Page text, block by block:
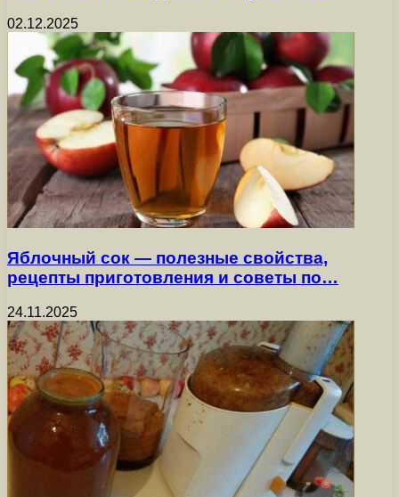
02.12.2025
Яблочный сок — полезные свойства,
рецепты приготовления и советы по…
24.11.2025